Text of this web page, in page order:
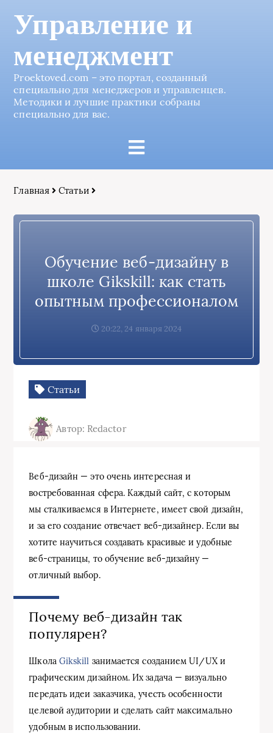
Управление и
менеджмент
Proektoved.com – это портал, созданный
специально для менеджеров и управленцев.
Методики и лучшие практики собраны
специально для вас.
Главная Статьи
Обучение веб-дизайну в
школе Gikskill: как стать
опытным профессионалом
20:22, 24 января 2024
Статьи
Автор: Redactor
Веб-дизайн — это очень интересная и
востребованная сфера. Каждый сайт, с которым
мы сталкиваемся в Интернете, имеет свой дизайн,
и за его создание отвечает веб-дизайнер. Если вы
хотите научиться создавать красивые и удобные
веб-страницы, то обучение веб-дизайну —
отличный выбор.
Почему веб-дизайн так
популярен?
Школа Gikskill занимается созданием UI/UX и
графическим дизайном. Их задача — визуально
передать идеи заказчика, учесть особенности
целевой аудитории и сделать сайт максимально
удобным в использовании.